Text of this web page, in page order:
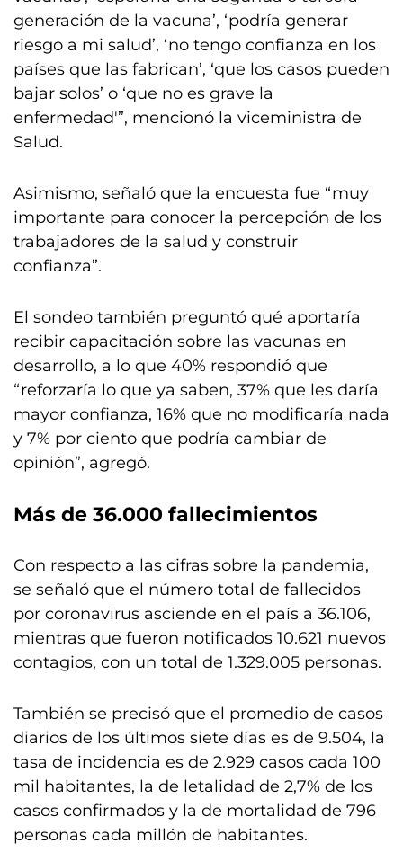
generación de la vacuna’, ‘podría generar
riesgo a mi salud’, ‘no tengo confianza en los
países que las fabrican’, ‘que los casos pueden
bajar solos’ o ‘que no es grave la
enfermedad'”, mencionó la viceministra de
Salud.
Asimismo, señaló que la encuesta fue “muy
importante para conocer la percepción de los
trabajadores de la salud y construir
confianza”.
El sondeo también preguntó qué aportaría
recibir capacitación sobre las vacunas en
desarrollo, a lo que 40% respondió que
“reforzaría lo que ya saben, 37% que les daría
mayor confianza, 16% que no modificaría nada
y 7% por ciento que podría cambiar de
opinión”, agregó.
Más de 36.000 fallecimientos
Con respecto a las cifras sobre la pandemia,
se señaló que el número total de fallecidos
por coronavirus asciende en el país a 36.106,
mientras que fueron notificados 10.621 nuevos
contagios, con un total de 1.329.005 personas.
También se precisó que el promedio de casos
diarios de los últimos siete días es de 9.504, la
tasa de incidencia es de 2.929 casos cada 100
mil habitantes, la de letalidad de 2,7% de los
casos confirmados y la de mortalidad de 796
personas cada millón de habitantes.